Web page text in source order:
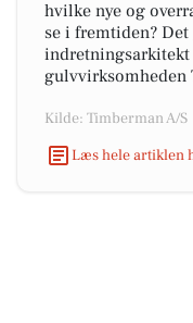
hvilke nye og
se i fremtiden?
gulvvirksomheden
Kilde: Timberman A/S
Læs hele artiklen